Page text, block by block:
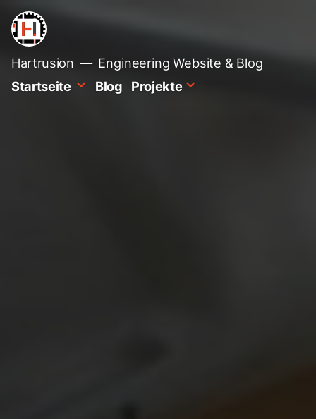
Inhalt
springen
Hartrusion
Engineering Website & Blog
Startseite
Blog Projekte